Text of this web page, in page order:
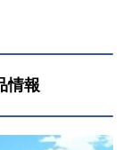
情報